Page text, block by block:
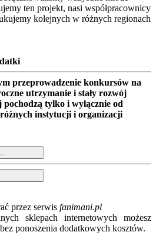
ten projekt, nasi współpracownicy
kolejnych w różnych regionach
przeprowadzenie konkursów na
utrzymanie i stały rozwój
tylko i wyłącznie od
instytucji i organizacji
przez serwis fanimani.pl
sklepach internetowych możesz
ponoszenia dodatkowych kosztów.